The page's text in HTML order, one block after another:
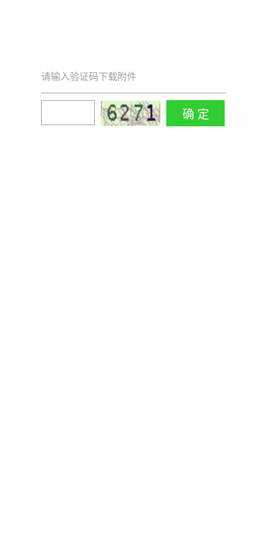
请输入验证码下载附件